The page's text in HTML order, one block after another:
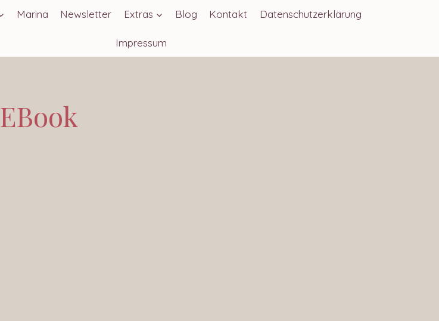
Marina Newsletter Extras Blog Kontakt Datenschutzerklärung
Impressum
EBook